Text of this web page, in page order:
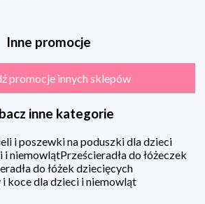
Inne promocje
promocje innych sklepów
inne kategorie
i poszewki na poduszki dla dzieci
i niemowlątPrześcieradła do łóżeczek
do łóżek dziecięcych
koce dla dzieci i niemowląt